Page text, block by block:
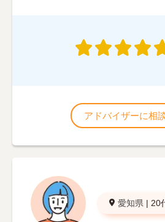
アドバイザーに相
愛知県 | 20